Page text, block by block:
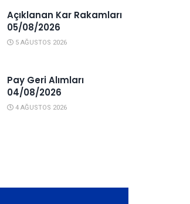
Açıklanan Kar Rakamları
05/08/2026
5 AĞUSTOS 2026
Pay Geri Alımları
04/08/2026
4 AĞUSTOS 2026